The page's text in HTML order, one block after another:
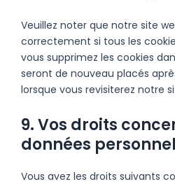
Veuillez noter que notre site
correctement si tous les
vous supprimez les cookies
seront de nouveau placés
lorsque vous revisiterez notre
9. Vos droits
données
Vous avez les droits suivants